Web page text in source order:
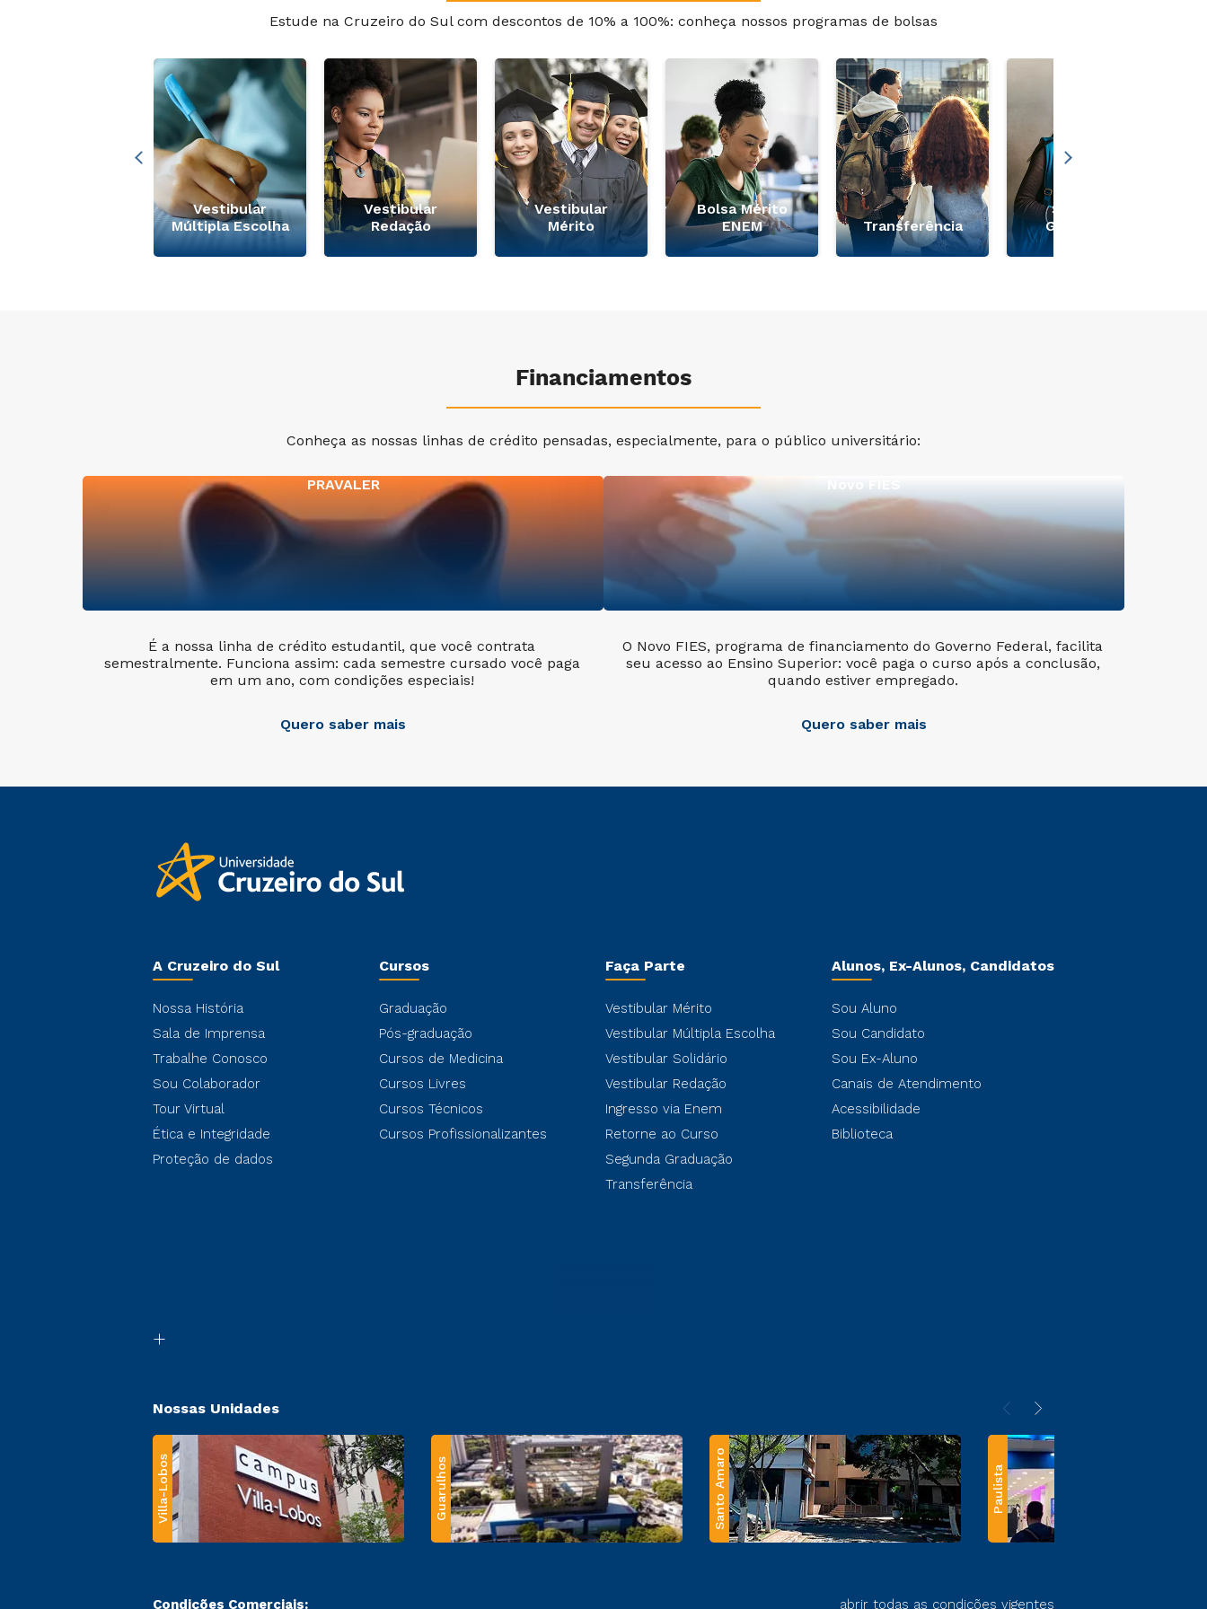
Estude na Cruzeiro do Sul com descontos de 10% a 100%: conheça nossos programas de bolsas
Vestibular
Múltipla Escolha
Vestibular
Redação
Vestibular
Mérito
Bolsa Mérito
ENEM
Transferência
Segunda
Graduação
Financiamentos
Conheça as nossas linhas de crédito pensadas, especialmente, para o público universitário:
PRAVALER
É a nossa linha de crédito estudantil, que você contrata
semestralmente. Funciona assim: cada semestre cursado você paga
em um ano, com condições especiais!
Quero saber mais
Novo FIES
O Novo FIES, programa de financiamento do Governo Federal, facilita
seu acesso ao Ensino Superior: você paga o curso após a conclusão,
quando estiver empregado.
Quero saber mais
A Cruzeiro do Sul
Nossa História
Sala de Imprensa
Trabalhe Conosco
Sou Colaborador
Tour Virtual
Ética e Integridade
Proteção de dados
Cursos
Graduação
Pós-graduação
Cursos de Medicina
Cursos Livres
Cursos Técnicos
Cursos Profissionalizantes
Faça Parte
Vestibular Mérito
Vestibular Múltipla Escolha
Vestibular Solidário
Vestibular Redação
Ingresso via Enem
Retorne ao Curso
Segunda Graduação
Transferência
Alunos, Ex-Alunos, Candidatos
Sou Aluno
Sou Candidato
Sou Ex-Aluno
Canais de Atendimento
Acessibilidade
Biblioteca
Nossas Unidades
Villa-Lobos Guarulhos Santo Amaro Paulista
Condições Comerciais: abrir todas as condições vigentes